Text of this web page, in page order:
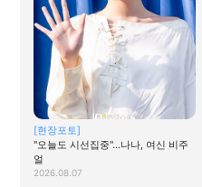
[현장포토]
"오늘도 시선집중"…나나, 여신 비주
얼
2026.08.07